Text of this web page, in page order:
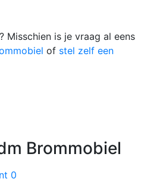
Misschien is je vraag al eens
of stel zelf een
Brommobiel
0